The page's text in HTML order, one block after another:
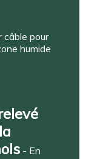
câble pour
humide
- En